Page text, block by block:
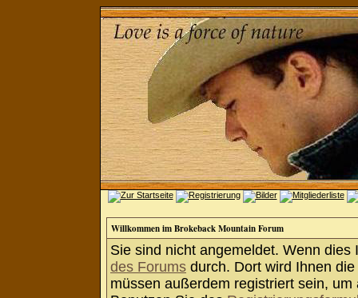
Willkommen im Brokeback Mountain Forum
Sie sind nicht angemeldet. Wenn
des Forums durch. Dort wird Ihnen
müssen außerdem registriert sein,